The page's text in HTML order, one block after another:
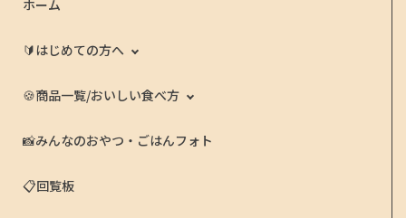
ホーム
🔰はじめての方へ
🍪商品一覧/おいしい食べ方
📸みんなのおやつ・ごはんフォト
📋回覧板